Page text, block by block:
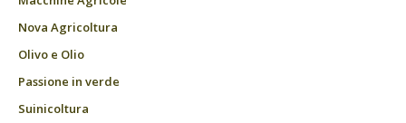
Nova Agricoltura
Olivo e Olio
Passione in verde
Suinicoltura